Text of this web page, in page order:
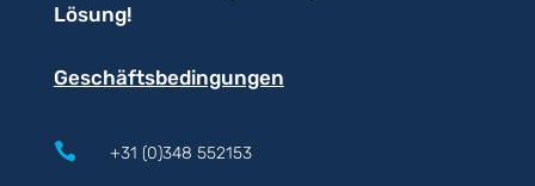
Lösung!
Geschäftsbedingungen
 +31 (0)348 552153